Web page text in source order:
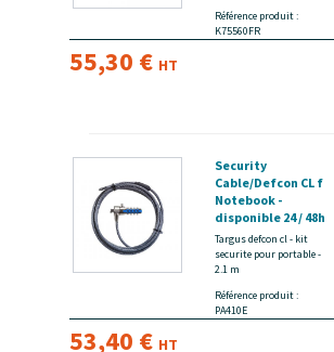
Référence produit :
K75560FR
55,30 € HT
Security
Cable/Defcon CL f
Notebook -
disponible 24 / 48h
Targus defcon cl - kit
securite pour portable -
2.1 m
Référence produit :
PA410E
53,40 € HT